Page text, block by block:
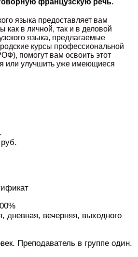
языка предоставляет вам
как в личной, так и в деловой
языка, предлагаемые
курсы профессиональной
помогут вам освоить этот
или улучшить уже имеющиеся
дневная, вечерняя, выходного
Преподаватель в группе один.